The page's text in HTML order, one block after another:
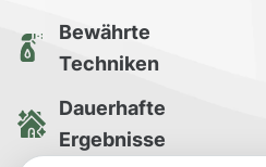
Bewährte
Techniken
Dauerhafte
Ergebnisse